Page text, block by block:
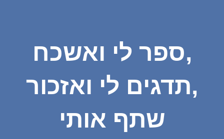
ספר לי ואשכח,
תדגים לי ואזכור,
שתף אותי